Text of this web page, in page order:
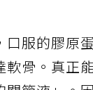
服的膠原
軟骨。真正